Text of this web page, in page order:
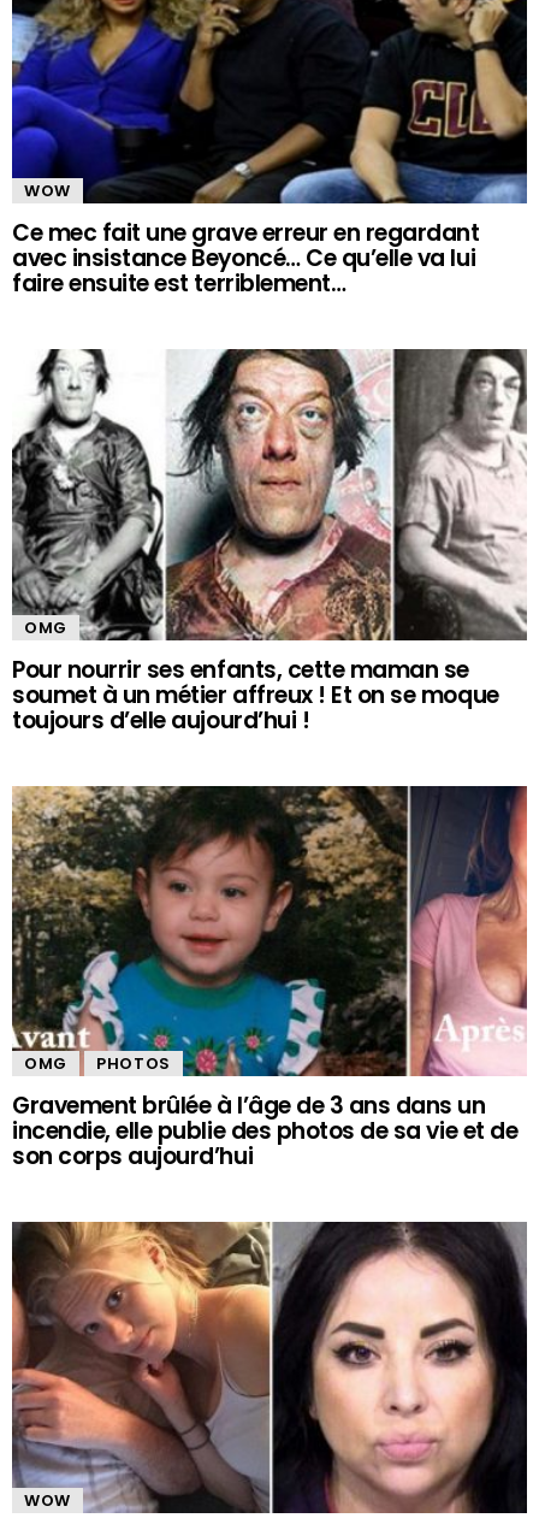
WOW
Ce mec fait une grave erreur en regardant
avec insistance Beyoncé… Ce qu’elle va lui
faire ensuite est terriblement…
OMG
Pour nourrir ses enfants, cette maman se
soumet à un métier affreux ! Et on se moque
toujours d’elle aujourd’hui !
OMG PHOTOS
Gravement brûlée à l’âge de 3 ans dans un
incendie, elle publie des photos de sa vie et de
son corps aujourd’hui
WOW